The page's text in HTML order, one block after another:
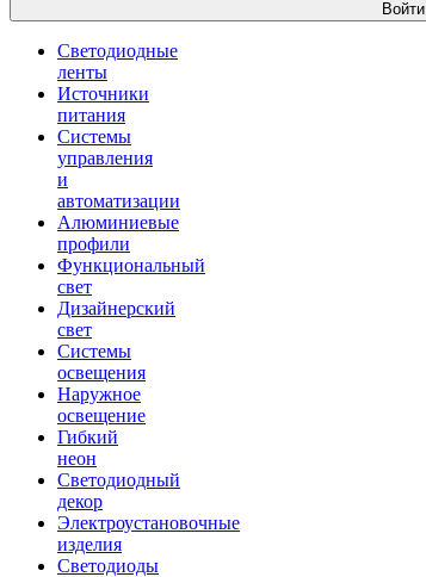
Войти
Светодиодные
ленты
Источники
питания
Системы
управления
и
автоматизации
Алюминиевые
профили
Функциональный
свет
Дизайнерский
свет
Системы
освещения
Наружное
освещение
Гибкий
неон
Светодиодный
декор
Электроустановочные
изделия
Светодиоды